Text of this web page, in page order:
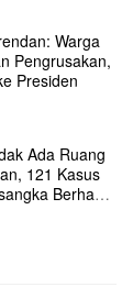
Warga
Pengrusakan,
Presiden
Ada Ruang
121 Kasus
Berhasil